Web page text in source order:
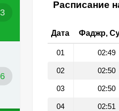
Расписание
Дата Фаджр,
01 02:49
02 02:50
03 02:50
04 02:51